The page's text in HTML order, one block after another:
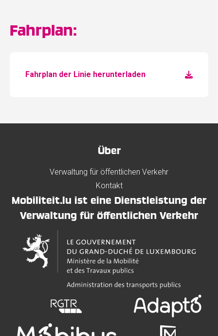
Fahrplan:
Fahrplan der Linie herunterladen
Über
Verwaltung für öffentlichen Verkehr
Kontakt
Mobiliteit.lu ist eine Dienstleistung der
Verwaltung für öffentlichen Verkehr